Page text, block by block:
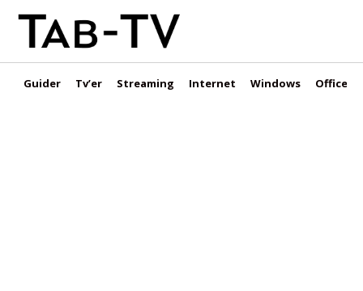
Guider Tv’er Streaming Internet Windows Office &